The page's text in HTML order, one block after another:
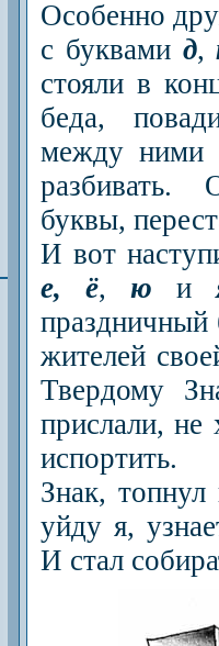
Особенно
с буквами д,
стояли в
беда,
между ними
разбивать.
буквы,
И вот
е, ё, ю и
праздничный
жителей
Твердому
прислали, не
испортить.
Знак,
уйду я,
И стал